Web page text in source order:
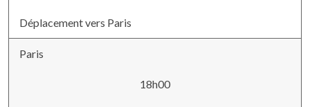
Déplacement vers Paris
Paris
18h00